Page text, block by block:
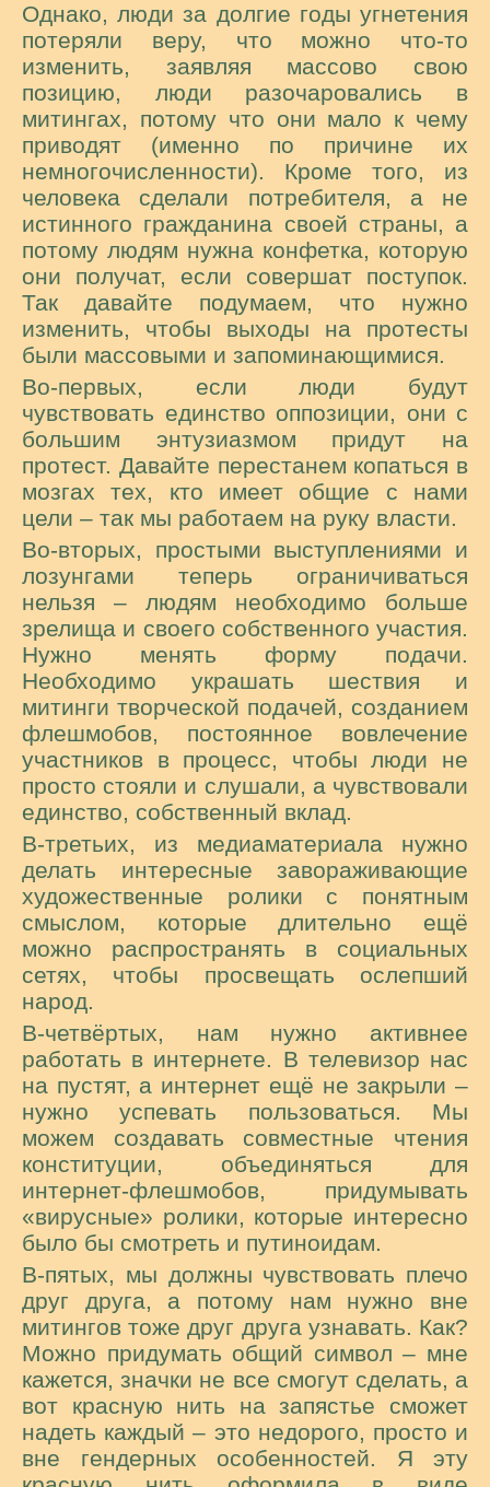
Однако, люди за долгие годы угнетения
потеряли веру, что можно что-то
изменить, заявляя массово свою
позицию, люди разочаровались в
митингах, потому что они мало к чему
приводят (именно по причине их
немногочисленности). Кроме того, из
человека сделали потребителя, а не
истинного гражданина своей страны, а
потому людям нужна конфетка, которую
они получат, если совершат поступок.
Так давайте подумаем, что нужно
изменить, чтобы выходы на протесты
были массовыми и запоминающимися.
Во-первых, если люди будут
чувствовать единство оппозиции, они с
большим энтузиазмом придут на
протест. Давайте перестанем копаться в
мозгах тех, кто имеет общие с нами
цели – так мы работаем на руку власти.
Во-вторых, простыми выступлениями и
лозунгами теперь ограничиваться
нельзя – людям необходимо больше
зрелища и своего собственного участия.
Нужно менять форму подачи.
Необходимо украшать шествия и
митинги творческой подачей, созданием
флешмобов, постоянное вовлечение
участников в процесс, чтобы люди не
просто стояли и слушали, а чувствовали
единство, собственный вклад.
В-третьих, из медиаматериала нужно
делать интересные завораживающие
художественные ролики с понятным
смыслом, которые длительно ещё
можно распространять в социальных
сетях, чтобы просвещать ослепший
народ.
В-четвёртых, нам нужно активнее
работать в интернете. В телевизор нас
на пустят, а интернет ещё не закрыли –
нужно успевать пользоваться. Мы
можем создавать совместные чтения
конституции, объединяться для
интернет-флешмобов, придумывать
«вирусные» ролики, которые интересно
было бы смотреть и путиноидам.
В-пятых, мы должны чувствовать плечо
друг друга, а потому нам нужно вне
митингов тоже друг друга узнавать. Как?
Можно придумать общий символ – мне
кажется, значки не все смогут сделать, а
вот красную нить на запястье сможет
надеть каждый – это недорого, просто и
вне гендерных особенностей. Я эту